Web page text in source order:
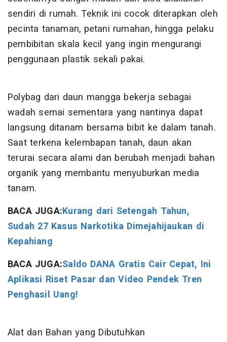
sendiri di rumah. Teknik ini cocok diterapkan oleh
pecinta tanaman, petani rumahan, hingga pelaku
pembibitan skala kecil yang ingin mengurangi
penggunaan plastik sekali pakai.
Polybag dari daun mangga bekerja sebagai
wadah semai sementara yang nantinya dapat
langsung ditanam bersama bibit ke dalam tanah.
Saat terkena kelembapan tanah, daun akan
terurai secara alami dan berubah menjadi bahan
organik yang membantu menyuburkan media
tanam.
BACA JUGA:Kurang dari Setengah Tahun,
Sudah 27 Kasus Narkotika Dimejahijaukan di
Kepahiang
BACA JUGA:Saldo DANA Gratis Cair Cepat, Ini
Aplikasi Riset Pasar dan Video Pendek Tren
Penghasil Uang!
Alat dan Bahan yang Dibutuhkan